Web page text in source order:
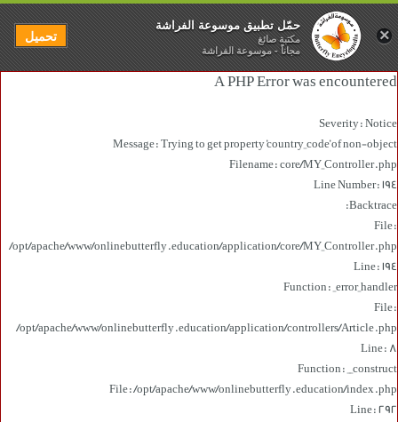
A PHP Error was encountered
Severity: Notice
Message: Trying to get property 'country_code' of non-object
Filename: core/MY_Controller.php
Line Number: 194
Backtrace:
File:
/opt/apache/www/onlinebutterfly.education/application/core/MY_Controller.php
Line: 194
Function: _error_handler
File:
/opt/apache/www/onlinebutterfly.education/application/controllers/Article.php
Line: 8
Function: __construct
File: /opt/apache/www/onlinebutterfly.education/index.php
Line: 292
×
حمّل تطبيق موسوعة الفراشة
مكتبة صائغ
مجاناً - موسوعة الفراشة
تحميل